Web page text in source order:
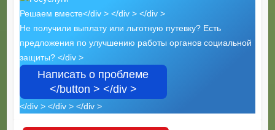
Решаем вместе</div > </div > </div >
Не получили выплату или льготную путевку? Есть
предложения по улучшению работы органов социальной
защиты? </div >
Написать о проблеме
</button > </div >
</div > </div > </div >